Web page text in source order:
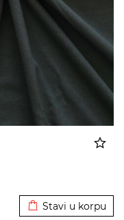
Stavi u korpu